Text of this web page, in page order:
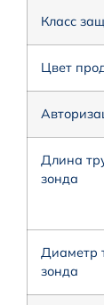
Класс
Цвет
Длина
зонда
Диаметр
зонда